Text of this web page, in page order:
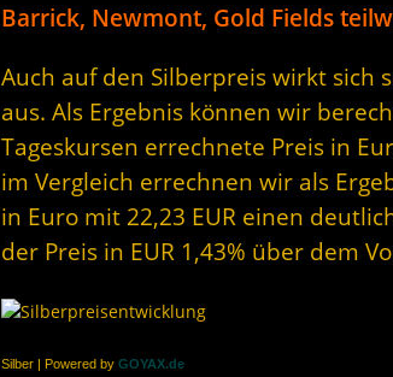
Barrick, Newmont, Gold Fields
Auch auf den Silberpreis wirkt sich
aus. Als Ergebnis können wir
Tageskursen errechnete Preis in
im Vergleich errechnen wir als
in Euro mit 22,23 EUR einen
der Preis in EUR 1,43% über dem
Silber | Powered by GOYAX.de